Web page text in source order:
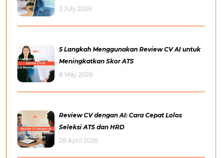
3 July 2026
5 Langkah Menggunakan Review CV AI untuk
Meningkatkan Skor ATS
8 May 2026
Review CV dengan AI: Cara Cepat Lolos
Seleksi ATS dan HRD
28 April 2026